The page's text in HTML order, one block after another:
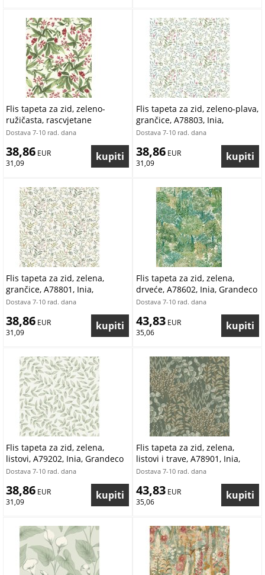
Flis tapeta za zid, zeleno-
ružičasta, rascvjetane
grančice, A80401, Inia,
Grandeco | Ljepilo besplatno
Dostava 7-10 rad. dana
38,86 EUR
31,09
Flis tapeta za zid, zeleno-plava,
grančice, A78803, Inia,
Grandeco | Ljepilo besplatno
Dostava 7-10 rad. dana
38,86 EUR
31,09
Flis tapeta za zid, zelena,
grančice, A78801, Inia,
Grandeco | Ljepilo besplatno
Dostava 7-10 rad. dana
38,86 EUR
31,09
Flis tapeta za zid, zelena,
drveće, A78602, Inia, Grandeco
| Ljepilo besplatno
Dostava 7-10 rad. dana
43,83 EUR
35,06
Flis tapeta za zid, zelena,
listovi, A79202, Inia, Grandeco
| Ljepilo besplatno
Dostava 7-10 rad. dana
38,86 EUR
31,09
Flis tapeta za zid, zelena,
listovi i trave, A78901, Inia,
Grandeco | Ljepilo besplatno
Dostava 7-10 rad. dana
43,83 EUR
35,06